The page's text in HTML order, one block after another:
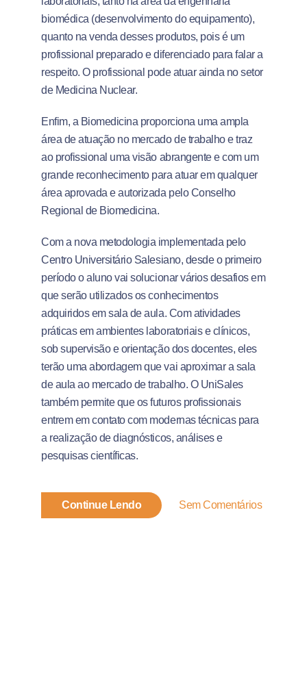
biomédica (desenvolvimento do equipamento),
quanto na venda desses produtos, pois é um
profissional preparado e diferenciado para falar a
respeito. O profissional pode atuar ainda no setor
de Medicina Nuclear.
Enfim, a Biomedicina proporciona uma ampla
área de atuação no mercado de trabalho e traz
ao profissional uma visão abrangente e com um
grande reconhecimento para atuar em qualquer
área aprovada e autorizada pelo Conselho
Regional de Biomedicina.
Com a nova metodologia implementada pelo
Centro Universitário Salesiano, desde o primeiro
período o aluno vai solucionar vários desafios em
que serão utilizados os conhecimentos
adquiridos em sala de aula. Com atividades
práticas em ambientes laboratoriais e clínicos,
sob supervisão e orientação dos docentes, eles
terão uma abordagem que vai aproximar a sala
de aula ao mercado de trabalho. O UniSales
também permite que os futuros profissionais
entrem em contato com modernas técnicas para
a realização de diagnósticos, análises e
pesquisas científicas.
Continue Lendo Sem Comentários